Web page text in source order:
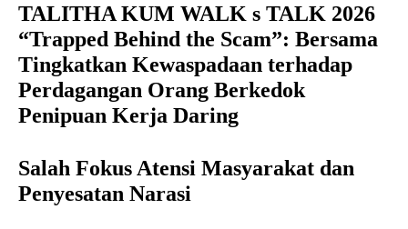
TALITHA KUM WALK s TALK 2026
“Trapped Behind the Scam”: Bersama
Tingkatkan Kewaspadaan terhadap
Perdagangan Orang Berkedok
Penipuan Kerja Daring
Salah Fokus Atensi Masyarakat dan
Penyesatan Narasi